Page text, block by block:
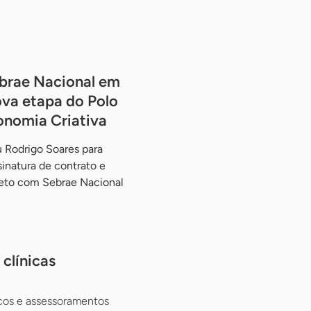
Nacional em
etapa do Polo
Criativa
Soares para
de contrato e
com Sebrae Nacional
e assessoramentos